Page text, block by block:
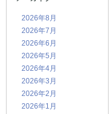
2026年8月
2026年7月
2026年6月
2026年5月
2026年4月
2026年3月
2026年2月
2026年1月